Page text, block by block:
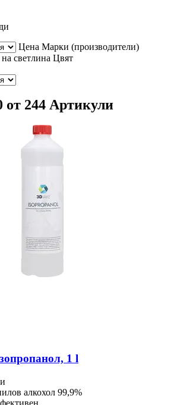
Цена Марки (производители)
светлина Цвят
от 244 Артикули
1 l
алкохол 99,9%